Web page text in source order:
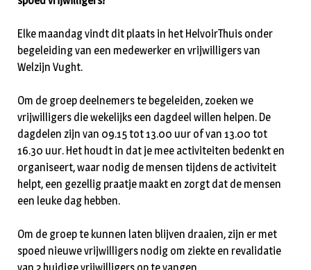
Elke maandag vindt dit plaats in het HelvoirThuis onder
begeleiding van een medewerker en vrijwilligers van
Welzijn Vught.
Om de groep deelnemers te begeleiden, zoeken we
vrijwilligers die wekelijks een dagdeel willen helpen. De
dagdelen zijn van 09.15 tot 13.00 uur of van 13.00 tot
16.30 uur. Het houdt in dat je mee activiteiten bedenkt en
organiseert, waar nodig de mensen tijdens de activiteit
helpt, een gezellig praatje maakt en zorgt dat de mensen
een leuke dag hebben.
Om de groep te kunnen laten blijven draaien, zijn er met
spoed nieuwe vrijwilligers nodig om ziekte en revalidatie